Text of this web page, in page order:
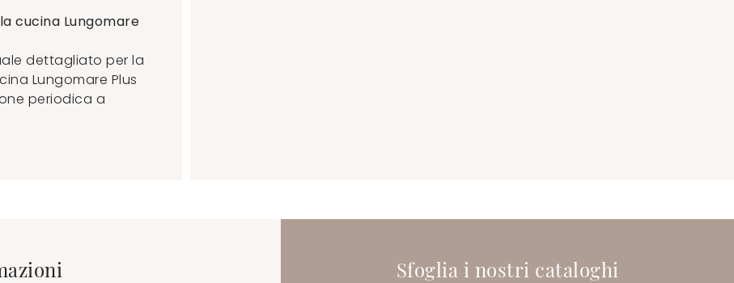
cucina Lungomare
dettagliato per la
Lungomare Plus
periodica a
Sfoglia i nostri cataloghi